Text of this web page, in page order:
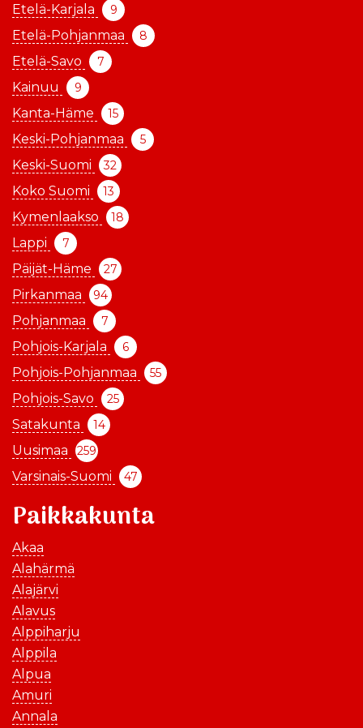
Etelä-Karjala 9
Etelä-Pohjanmaa 8
Etelä-Savo 7
Kainuu 9
Kanta-Häme 15
Keski-Pohjanmaa 5
Keski-Suomi 32
Koko Suomi 13
Kymenlaakso 18
Lappi 7
Päijät-Häme 27
Pirkanmaa 94
Pohjanmaa 7
Pohjois-Karjala 6
Pohjois-Pohjanmaa 55
Pohjois-Savo 25
Satakunta 14
Uusimaa 259
Varsinais-Suomi 47
Paikkakunta
Akaa
Alahärmä
Alajärvi
Alavus
Alppiharju
Alppila
Alpua
Amuri
Annala